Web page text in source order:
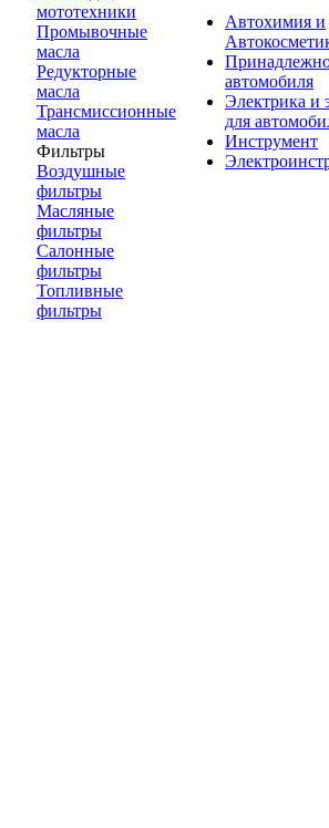
мототехники
Промывочные
масла
Редукторные
масла
Трансмиссионные
масла
Фильтры
Воздушные
фильтры
Масляные
фильтры
Салонные
фильтры
Топливные
фильтры
Автохимия и
автомобиля
Электрика и
для
Инструмент